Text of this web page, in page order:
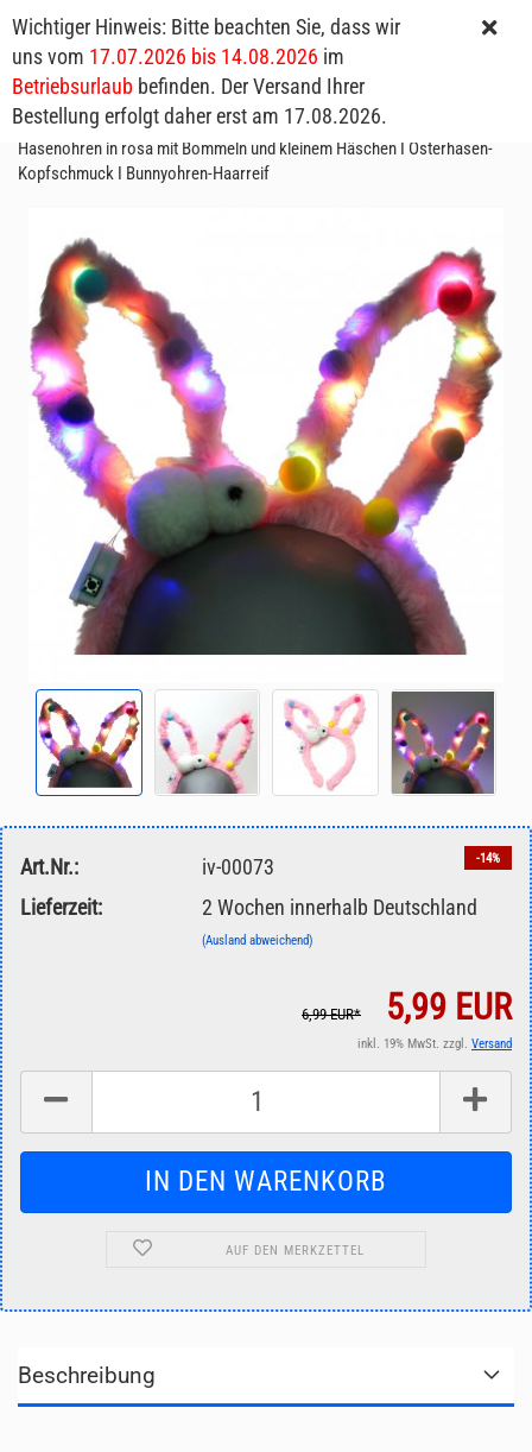
Wichtiger Hinweis: Bitte beachten Sie, dass wir
uns vom 17.07.2026 bis 14.08.2026 im
Betriebsurlaub befinden. Der Versand Ihrer
Bestellung erfolgt daher erst am 17.08.2026.
Leuchtender Hasenohren Haarreif Pink I Leuchtende Plüsch-
Hasenohren in rosa mit Bommeln und kleinem Häschen I Osterhasen-
Kopfschmuck I Bunnyohren-Haarreif
-14%
Art.Nr.:
iv-00073
Lieferzeit:
2 Wochen innerhalb Deutschland
(Ausland abweichend)
6,99 EUR* 5,99 EUR
inkl. 19% MwSt. zzgl. Versand
AUF DEN MERKZETTEL
Beschreibung